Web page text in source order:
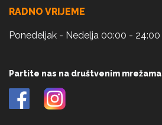
RADNO VRIJEME
Ponedeljak - Nedelja 00:00 - 24:00
Partite nas na društvenim mrežama